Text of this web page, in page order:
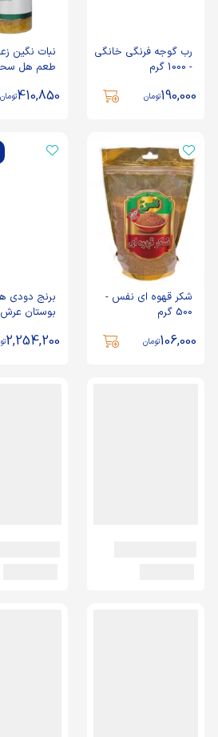
رب گوجه فرنگی خانگی
- 1000 گرم
190,000تومان
نبات نگین
طعم هل
410,850تومان
شکر قهوه ای نفس -
500 گرم
106,000تومان
برنج دودی
2,254,200